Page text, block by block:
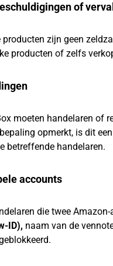
of
zijn geen
producten of zelfs
moeten handelaren of
opmerkt, is dit
betreffende handelaren.
accounts
die twee
ID), naam van de